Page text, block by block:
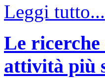
Leggi tutto...
Le ricerche
attività più